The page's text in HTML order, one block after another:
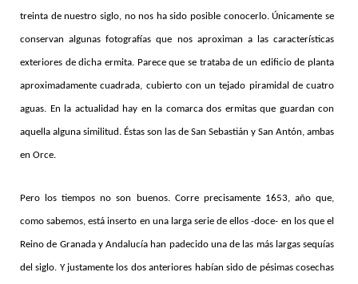
treinta de nuestro siglo, no nos ha sido posible conocerlo. Únicamente se
conservan algunas fotografías que nos aproximan a las características
exteriores de dicha ermita. Parece que se trataba de un edificio de planta
aproximadamente cuadrada, cubierto con un tejado piramidal de cuatro
aguas. En la actualidad hay en la comarca dos ermitas que guardan con
aquella alguna similitud. Éstas son las de San Sebastián y San Antón, ambas
en Orce.
Pero los tiempos no son buenos. Corre precisamente 1653, año que,
como sabemos, está inserto en una larga serie de ellos -doce- en los que el
Reino de Granada y Andalucía han padecido una de las más largas sequías
del siglo. Y justamente los dos anteriores habían sido de pésimas cosechas